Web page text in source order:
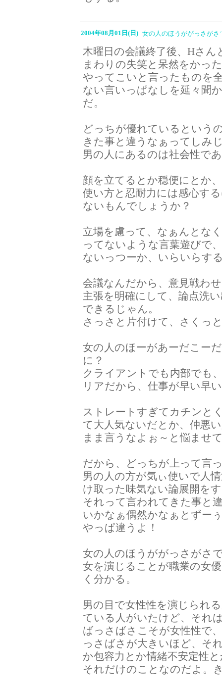
2004年08月01日(日) 女の人のほうががっさが
木曜日の会議終了後、Hさん
まわりの失笑と呆然をかっ
やってこいと言ったものを
ない言いっぱなしを延々聞
だ。
どっちが優れているという
きた事と違うなぁってしみ
男の人にあるのは社会性で
顔を立てるとか穏便にとか
使い方と忍耐力には感心す
ないもんでしょうか？
立場を慮って、なぁんとな
ってないような言葉遊びで
ないっつーか、いらいらす
会議なんだから、意見戦わ
主張を明確にして、論点洗
できるじゃん。
さっさと片付けて、さくっ
女の人のほーがあーだこー
に？
クライアントでも内部でも
リアだから、仕事が早い早
ストレートすぎてカチンと
て大人気ないだとか、仲悪
まま言うなよぉ～と悩ませ
だから、どっちが上って言
男の人の方が気ぃ使いで人
け取った味気ない論展開を
それって言われてきた事と
いかなぁ偶然かなぁとずー
やっぱ違うよ！
女の人のほうががっさがさ
女を演じることが職業の女
く分かる。
男の目で女性性を演じられ
ている人がいたけど、それ
ばっさばさこそが女性性で
っさばさが大きいほど、そ
か包容力とか情緒不安定性
それだけのことなのだよ。